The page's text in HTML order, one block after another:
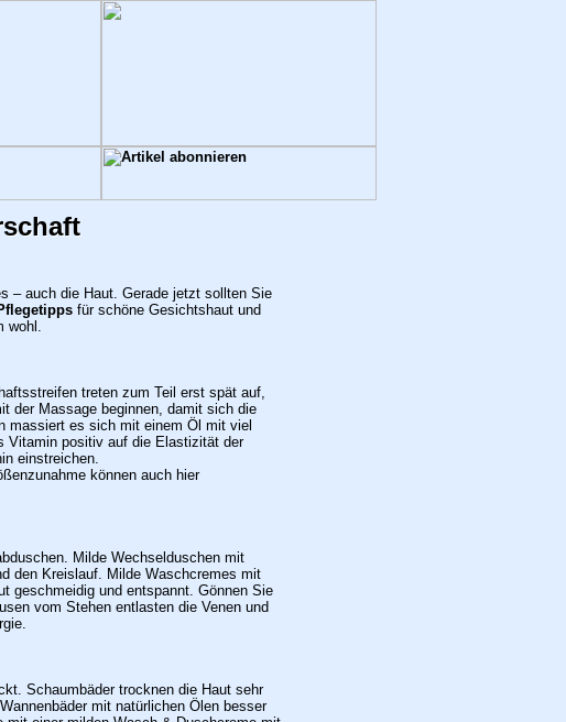
– auch die Haut. Gerade jetzt sollten Sie
für schöne Gesichtshaut und
wohl.
treten zum Teil erst spät auf,
der Massage beginnen, damit sich die
massiert es sich mit einem Öl mit viel
Vitamin positiv auf die Elastizität der
einstreichen.
können auch hier
Milde Wechselduschen mit
den Kreislauf. Milde Waschcremes mit
geschmeidig und entspannt. Gönnen Sie
vom Stehen entlasten die Venen und
Schaumbäder trocknen die Haut sehr
mit natürlichen Ölen besser